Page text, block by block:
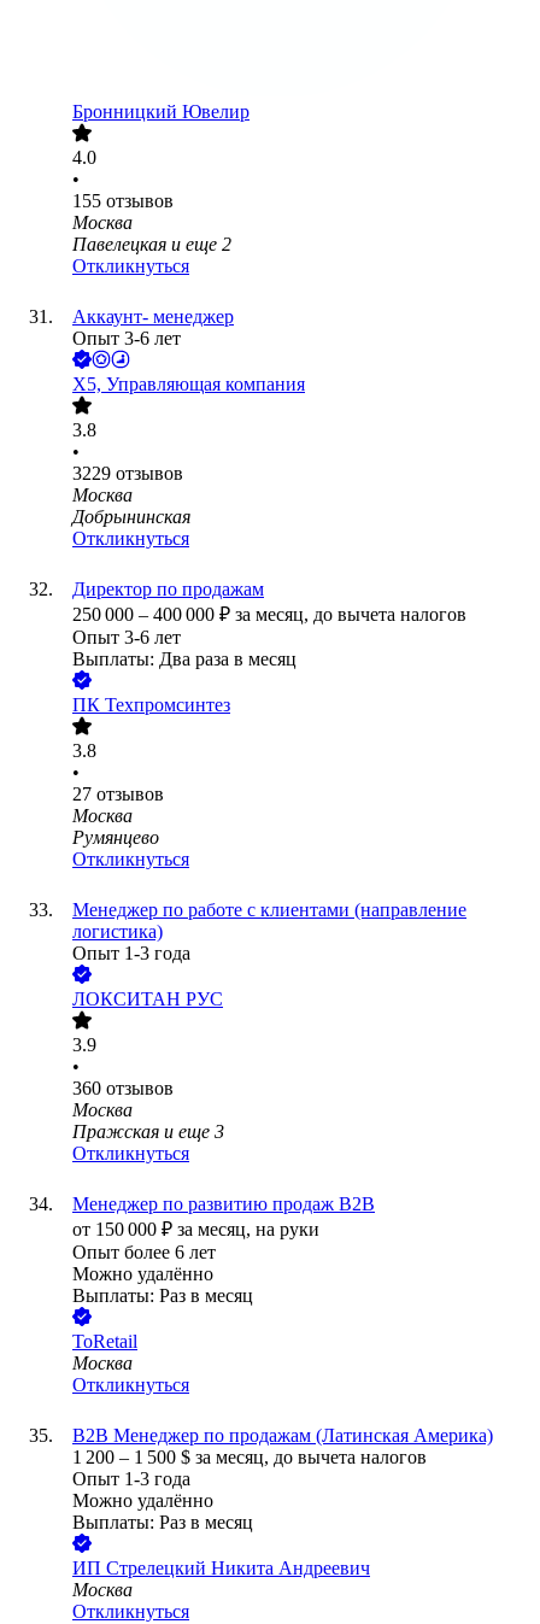
Бронницкий Ювелир
4.0
•
155 отзывов
Москва
Павелецкая и еще 2
Откликнуться
Аккаунт- менеджер
Опыт 3-6 лет
X5, Управляющая компания
3.8
•
3229 отзывов
Москва
Добрынинская
Откликнуться
Директор по продажам
250 000 – 400 000 ₽ за месяц, до вычета налогов
Опыт 3-6 лет
Выплаты: Два раза в месяц
ПК Техпромсинтез
3.8
•
27 отзывов
Москва
Румянцево
Откликнуться
Менеджер по работе с клиентами (направление
логистика)
Опыт 1-3 года
ЛОКСИТАН РУС
3.9
•
360 отзывов
Москва
Пражская и еще 3
Откликнуться
Менеджер по развитию продаж B2B
от 150 000 ₽ за месяц, на руки
Опыт более 6 лет
Можно удалённо
Выплаты: Раз в месяц
ToRetail
Москва
Откликнуться
B2B Менеджер по продажам (Латинская Америка)
1 200 – 1 500 $ за месяц, до вычета налогов
Опыт 1-3 года
Можно удалённо
Выплаты: Раз в месяц
ИП Стрелецкий Никита Андреевич
Москва
Откликнуться